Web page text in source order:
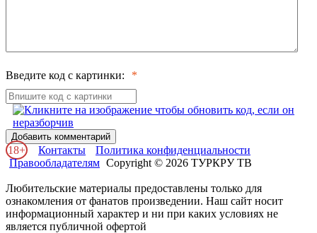
Введите код с картинки:
Добавить комментарий
18+ Контакты
Политика конфиденциальности
Правообладателям Copyright © 2026 ТУРКРУ ТВ
Любительские материалы предоставлены только для
ознакомления от фанатов произведении. Наш сайт носит
информационный характер и ни при каких условиях не
является публичной офертой